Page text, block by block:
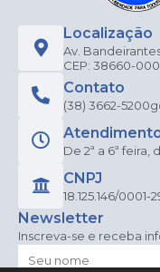
Localização
Av.
CEP: 38660-000
Contato
(38) 3662-5200
De 2ª a 6ª feira,
CNPJ
18.125.146/0001-
Newsletter
Inscreva-se e receba